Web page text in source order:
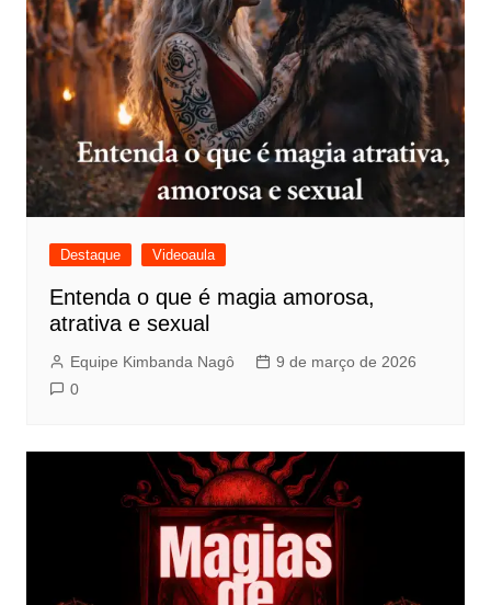
Destaque Videoaula
Entenda o que é magia amorosa,
atrativa e sexual
Equipe Kimbanda Nagô
9 de março de 2026
0